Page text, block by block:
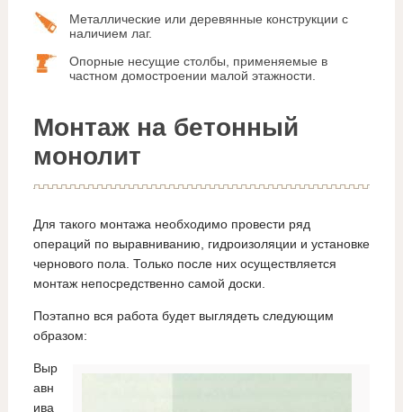
Металлические или деревянные конструкции с
наличием лаг.
Опорные несущие столбы, применяемые в
частном домостроении малой этажности.
Монтаж на бетонный
монолит
Для такого монтажа необходимо провести ряд
операций по выравниванию, гидроизоляции и установке
чернового пола. Только после них осуществляется
монтаж непосредственно самой доски.
Поэтапно вся работа будет выглядеть следующим
образом:
Выр
авн
ива